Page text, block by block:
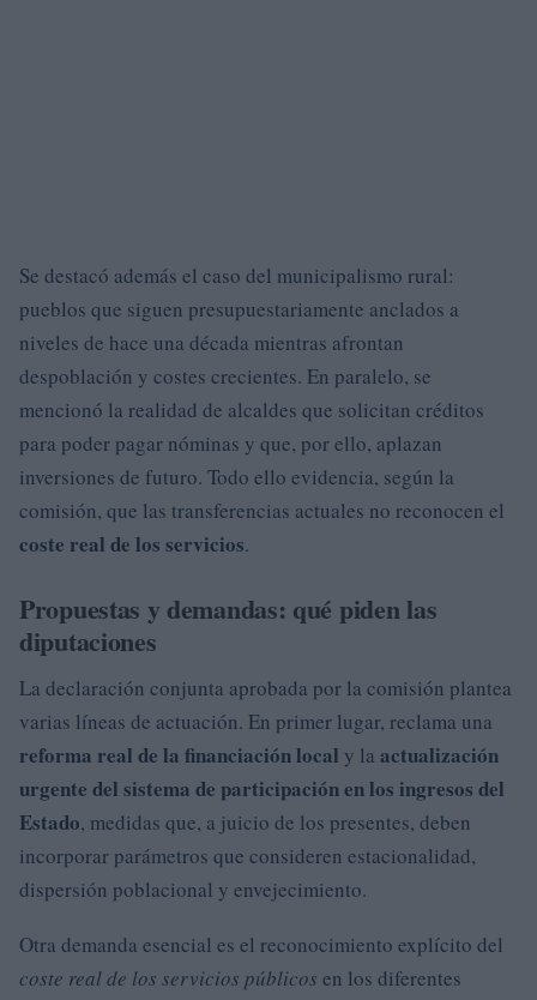
Se destacó además el caso del municipalismo rural:
pueblos que siguen presupuestariamente anclados a
niveles de hace una década mientras afrontan
despoblación y costes crecientes. En paralelo, se
mencionó la realidad de alcaldes que solicitan créditos
para poder pagar nóminas y que, por ello, aplazan
inversiones de futuro. Todo ello evidencia, según la
comisión, que las transferencias actuales no reconocen el
coste real de los servicios.
Propuestas y demandas: qué piden las
diputaciones
La declaración conjunta aprobada por la comisión plantea
varias líneas de actuación. En primer lugar, reclama una
reforma real de la financiación local y la actualización
urgente del sistema de participación en los ingresos del
Estado, medidas que, a juicio de los presentes, deben
incorporar parámetros que consideren estacionalidad,
dispersión poblacional y envejecimiento.
Otra demanda esencial es el reconocimiento explícito del
coste real de los servicios públicos en los diferentes